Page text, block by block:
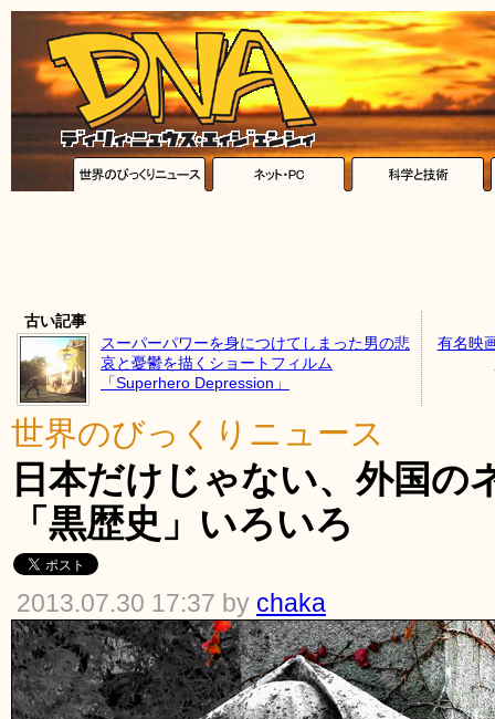
古い記事
スーパーパワーを身につけてしまった男の悲
哀と憂鬱を描くショートフィルム
「Superhero Depression」
有名映
世界のびっくりニュース
日本だけじゃない、外国の
「黒歴史」いろいろ
2013.07.30 17:37 by chaka